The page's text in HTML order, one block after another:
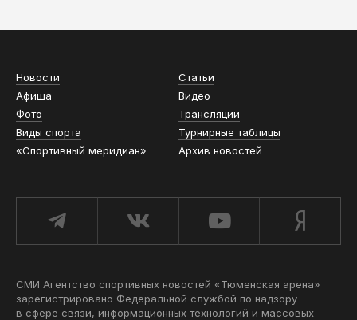
Новости
Статьи
Афиша
Видео
Фото
Трансляции
Виды спорта
Турнирные таблицы
«Спортивный меридиан»
Архив новостей
СМИ Агентство спортивных новостей «Тюменская арена»
зарегистрировано Федеральной службой по надзору
в сфере связи, информационных технологий и массовых